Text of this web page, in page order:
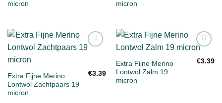
micron
micron
Extra Fijne Merino
Lontwol Zachtpaars 19
micron
€3.39
aan
Extra Fijne Merino
Lontwol Zalm 19
micron
€3.39